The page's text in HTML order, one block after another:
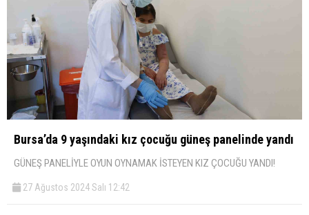
Bursa’da 9 yaşındaki kız çocuğu güneş panelinde yandı
GÜNEŞ PANELİYLE OYUN OYNAMAK İSTEYEN KIZ ÇOCUĞU YANDI!
27 Ağustos 2024 Salı 12:42